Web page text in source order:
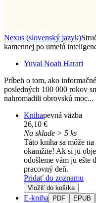
Nexus (slovenský jazyk)
kamennej po umelú
Yuval Noah Harari
Príbeh o tom, ako
posledných 100 000 rokov
nahromadili obrovskú moc...
Knihapevná väzba
26,10 €
Na sklade > 5 ks
Táto kniha sa môže
okamžite! Ak si ju
odošleme vám ju ešte
pracovný deň.
Pridať do zoznamu
Vložiť do košíka
E-kniha PDF EPUB